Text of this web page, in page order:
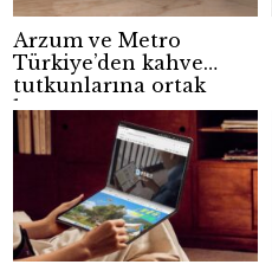
Arzum ve Metro
Türkiye’den kahve
tutkunlarına ortak
kampanya